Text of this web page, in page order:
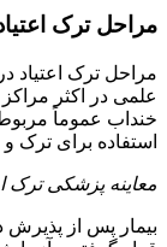
مراحل ترک
مراحل ترک اعتیاد
علمی در اکثر
خنداب عموماً
استفاده برای
معاینه پزشکی ترک
بیمار پس از پذیرش